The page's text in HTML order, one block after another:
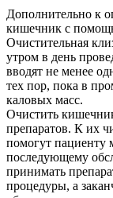
Дополнительно к
кишечник с
Очистительная
утром в день
вводят не менее
тех пор, пока в
каловых масс.
Очистить
препаратов. К их
помогут пациенту
последующему
принимать
процедуры, а